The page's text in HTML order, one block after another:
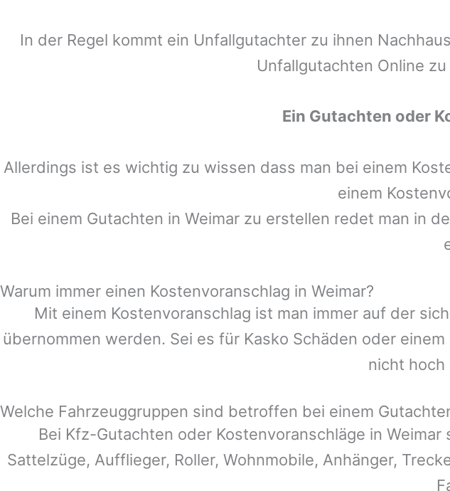
In der Regel kommt ein Unfallgutachter zu ihnen
Unfallgutachten Online
Ein Gutachten oder
Allerdings ist es wichtig zu wissen dass man bei einem
einem
Bei einem Gutachten in Weimarzu erstellen redet man in
Warum immer einen Kostenvoranschlag in Weimar?
Mit einem Kostenvoranschlag ist man immer auf der
übernommen werden. Sei es für Kasko Schäden oder
nicht
Welche Fahrzeuggruppen sind betroffen bei einem
Bei Kfz-Gutachten oder Kostenvoranschläge in Weimar
Sattelzüge, Aufflieger, Roller, Wohnmobile, Anhänger,